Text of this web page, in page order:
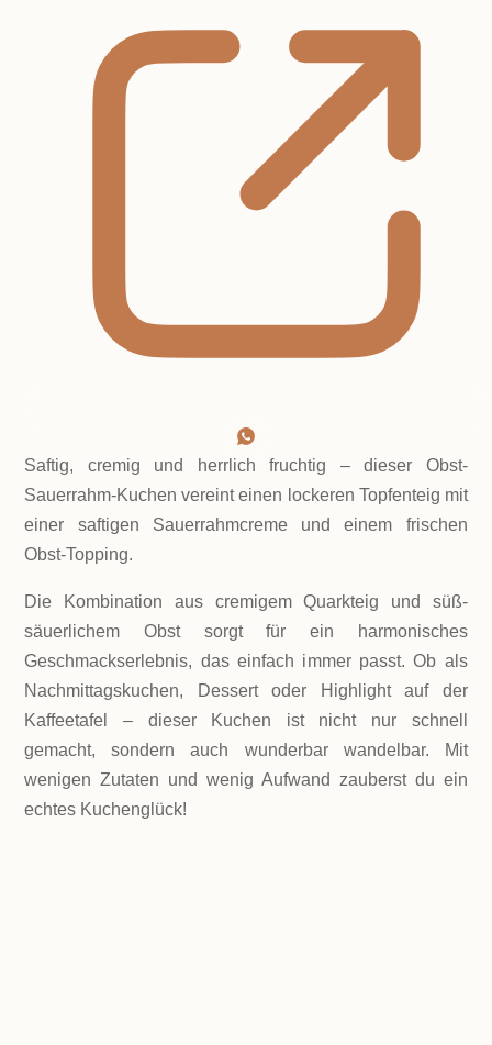
Saftig, cremig und herrlich fruchtig – dieser Obst-
Sauerrahm-Kuchen vereint einen lockeren Topfenteig mit
einer saftigen Sauerrahmcreme und einem frischen
Obst-Topping.
Die Kombination aus cremigem Quarkteig und süß-
säuerlichem Obst sorgt für ein harmonisches
Geschmackserlebnis, das einfach immer passt. Ob als
Nachmittagskuchen, Dessert oder Highlight auf der
Kaffeetafel – dieser Kuchen ist nicht nur schnell
gemacht, sondern auch wunderbar wandelbar. Mit
wenigen Zutaten und wenig Aufwand zauberst du ein
echtes Kuchenglück!